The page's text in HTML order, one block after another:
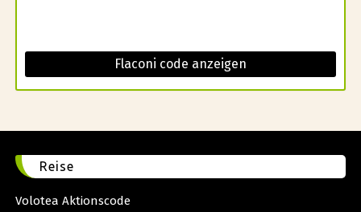
Flaconi code anzeigen
Reise
Volotea Aktionscode